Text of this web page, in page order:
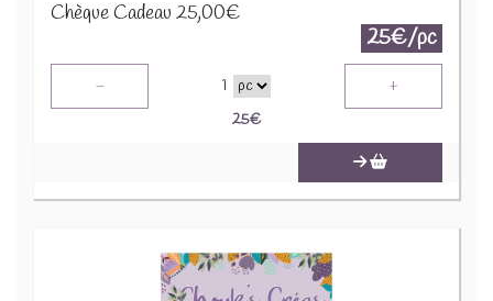
Chèque Cadeau 25,00€
25€/pc
- 1 +
25€